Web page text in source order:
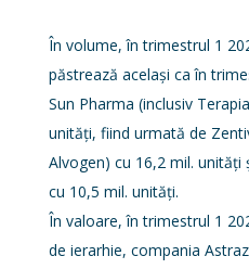
În volume, în trimestrul 1
păstrează același ca în
Sun Pharma (inclusiv
unități, fiind urmată de
Alvogen) cu 16,2 mil. unități
cu 10,5 mil. unități.
În valoare, în trimestrul 1
de ierarhie, compania